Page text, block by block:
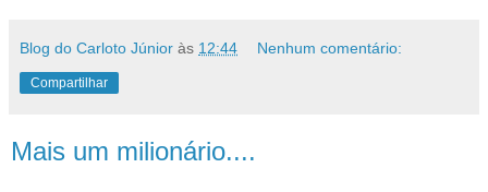
Blog do Carloto Júnior às 12:44 Nenhum comentário:
Compartilhar
Mais um milionário....